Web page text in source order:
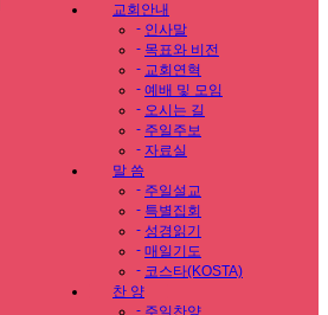
교회안내
- 인사말
- 목표와 비전
- 교회연혁
- 예배 및 모임
- 오시는 길
- 주일주보
- 자료실
말 씀
- 주일설교
- 특별집회
- 성경읽기
- 매일기도
- 코스타(KOSTA)
찬 양
- 주일찬양